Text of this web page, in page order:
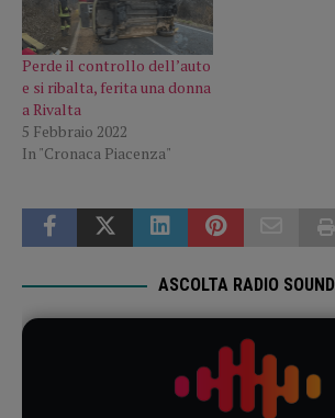
Perde il controllo dell’auto
e si ribalta, ferita una donna
a Rivalta
5 Febbraio 2022
In "Cronaca Piacenza"
ASCOLTA RADIO SOUND